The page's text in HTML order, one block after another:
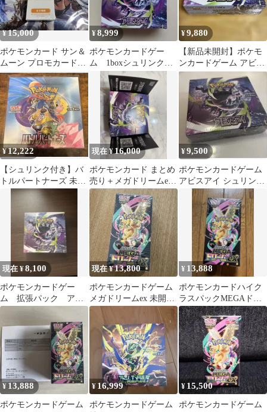
¥15,000
ポケモンカード サン＆
ムーン プロモカードパ
ック 第2弾 未開封
¥8,999
ポケモンカードゲー
ム 1boxシュリンク付
き 新品未開封★
¥9,880
【新品未開封】ポケモ
ンカードゲーム アビス
アイ 1BOX シュリンク
付き
¥12,222
【シュリンク付き】バ
トルパートナーズ 未開
封BOX ポケモンカード
現在 ¥ 16,000
ポケモンカード まとめ
売り＋メガドリームex
未開封＋アビスアイ空
箱
¥9,500
ポケモンカードゲーム
アビスアイ シュリンク
付・未開封BOX
現在 ¥8,100
ポケモンカードゲー
ム 拡張パック アビ
スアイ シュリンク付
現在 ¥13,800
ポケモンカードゲーム
メガドリームex 未開封
BOX
¥ 13,888
ポケモンカードハイク
ラスパックMEGAドリ
ームex BOX シュリン
ク付き
¥ 13,888
ポケモンカードゲーム
¥ 16,999
ポケモンカードゲーム
¥ 15,500
ポケモンカードゲーム